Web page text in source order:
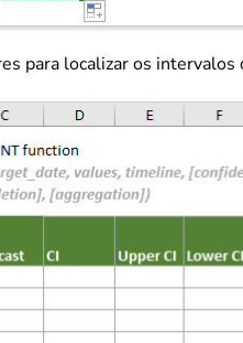
para localizar os